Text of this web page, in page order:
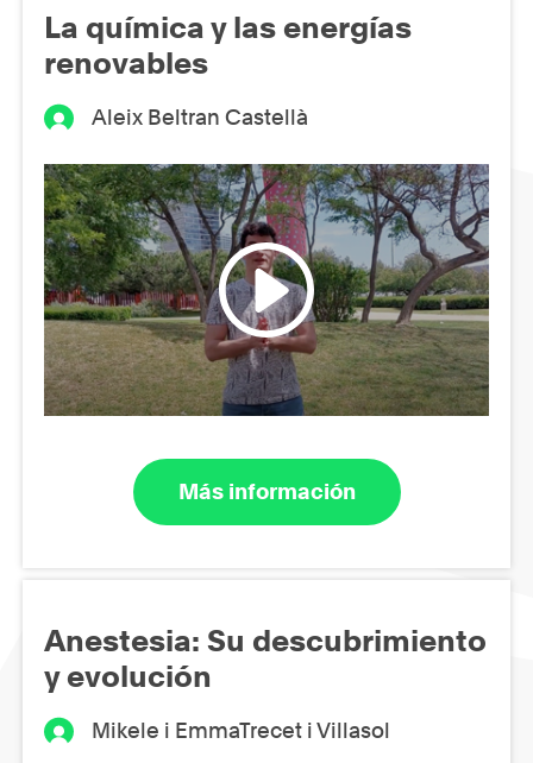
La química y las energías
renovables
Aleix Beltran Castellà
Más información
Anestesia: Su descubrimiento
y evolución
Mikele i EmmaTrecet i Villasol